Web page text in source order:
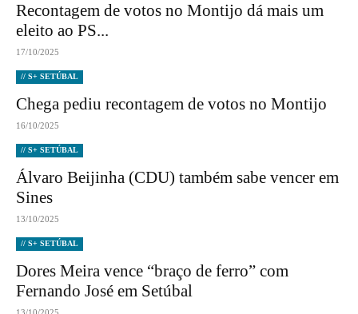
Recontagem de votos no Montijo dá mais um
eleito ao PS...
17/10/2025
// S+ SETÚBAL
Chega pediu recontagem de votos no Montijo
16/10/2025
// S+ SETÚBAL
Álvaro Beijinha (CDU) também sabe vencer em
Sines
13/10/2025
// S+ SETÚBAL
Dores Meira vence “braço de ferro” com
Fernando José em Setúbal